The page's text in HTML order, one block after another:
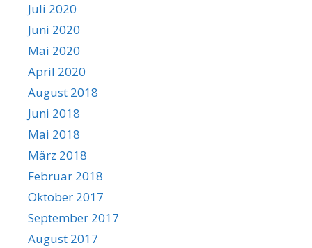
Juli 2020
Juni 2020
Mai 2020
April 2020
August 2018
Juni 2018
Mai 2018
März 2018
Februar 2018
Oktober 2017
September 2017
August 2017